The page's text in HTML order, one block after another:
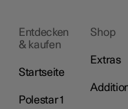
Entdecken
& kaufen
Startseite
Polestar 1
Shop
Extras